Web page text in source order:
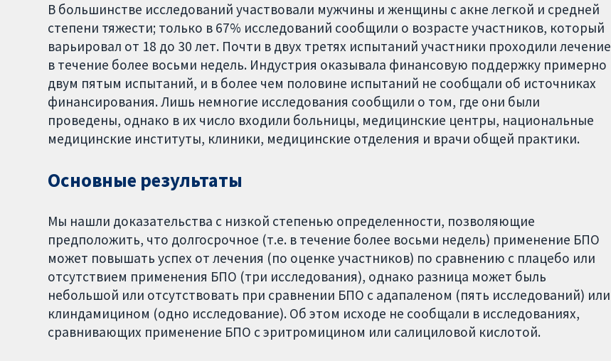
В большинстве исследований участвовали мужчины и женщины с акне легкой и средней
степени тяжести; только в 67% исследований сообщили о возрасте участников, который
варьировал от 18 до 30 лет. Почти в двух третях испытаний участники проходили лечение
в течение более восьми недель. Индустрия оказывала финансовую поддержку примерно
двум пятым испытаний, и в более чем половине испытаний не сообщали об источниках
финансирования. Лишь немногие исследования сообщили о том, где они были
проведены, однако в их число входили больницы, медицинские центры, национальные
медицинские институты, клиники, медицинские отделения и врачи общей практики.
Основные результаты
Мы нашли доказательства с низкой степенью определенности, позволяющие
предположить, что долгосрочное (т.е. в течение более восьми недель) применение БПО
может повышать успех от лечения (по оценке участников) по сравнению с плацебо или
отсутствием применения БПО (три исследования), однако разница может быль
небольшой или отсутствовать при сравнении БПО с адапаленом (пять исследований) или
клиндамицином (одно исследование). Об этом исходе не сообщали в исследованиях,
сравнивающих применение БПО с эритромицином или салициловой кислотой.